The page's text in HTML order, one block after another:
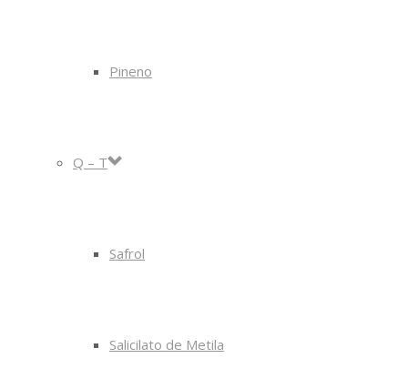
Pineno
Q – T
Safrol
Salicilato de Metila